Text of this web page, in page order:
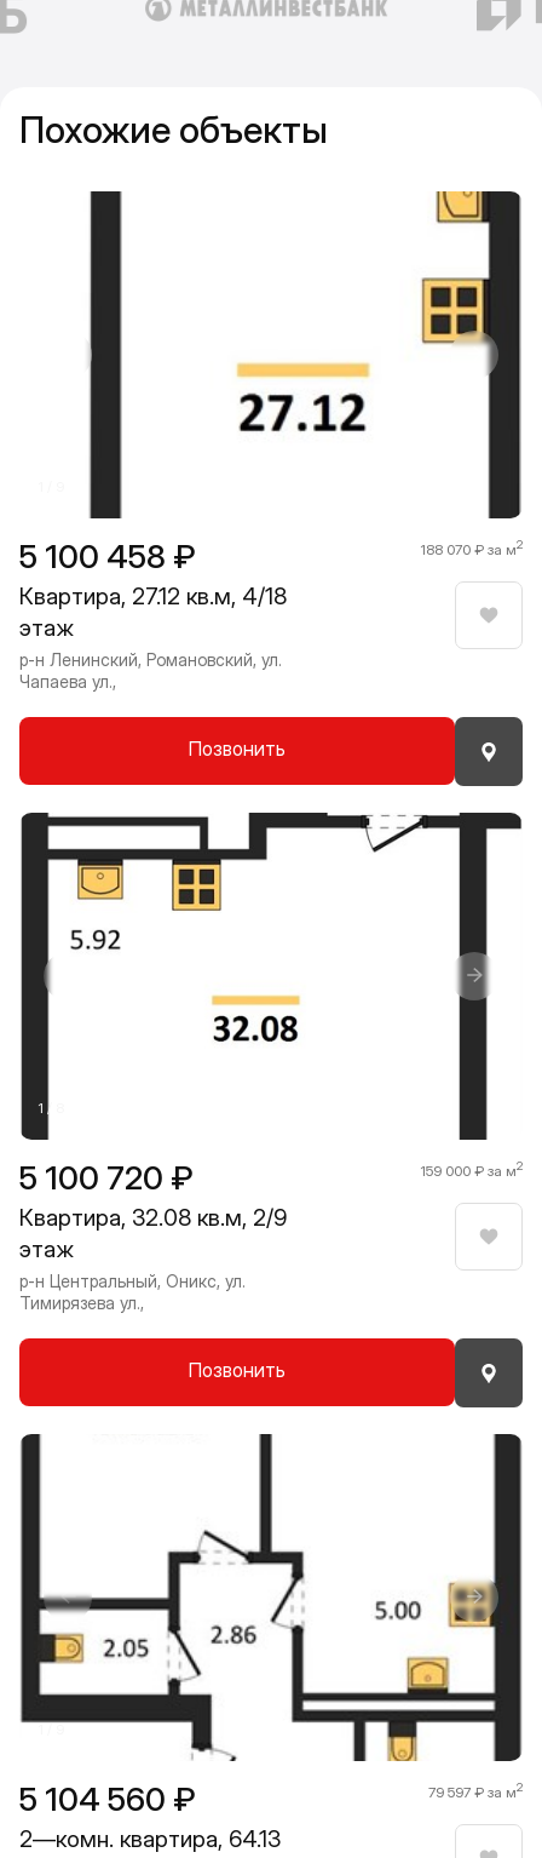
Похожие объекты
5 100 458 ₽ 188 070 ₽ за м2
Квартира, 27.12 кв.м, 4/18
этаж
р-н Ленинский, Романовский, ул.
Чапаева ул.,
Позвонить
Прокрутить влево
5 100 720 ₽ 159 000 ₽ за м2
Квартира, 32.08 кв.м, 2/9
этаж
р-н Центральный, Оникс, ул.
Тимирязева ул.,
Позвонить
1 / 8
5 104 560 ₽ 79 597 ₽ за м2
2—комн. квартира, 64.13
Прокрутить влево